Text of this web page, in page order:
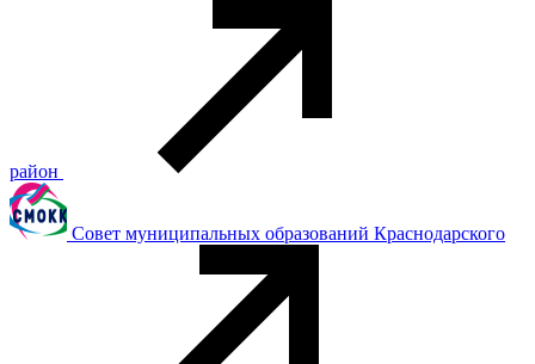
район
Совет муниципальных образований Краснодарского